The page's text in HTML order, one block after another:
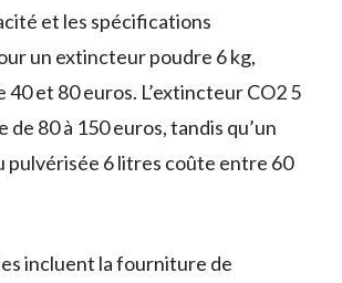
et les spécifications
un extincteur poudre 6 kg,
et 80 euros. L’extincteur CO2 5
de 80 à 150 euros, tandis qu’un
pulvérisée 6 litres coûte entre 60
incluent la fourniture de